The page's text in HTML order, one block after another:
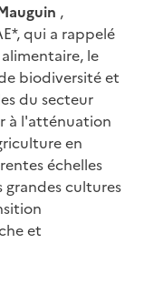
,
qui a rappelé
le
biodiversité et
du secteur
à l'atténuation
en
échelles
cultures
et